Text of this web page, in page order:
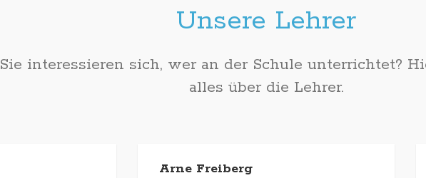
Unsere Lehrer
Sie interessieren sich, wer an der Schule unterrichtet?
alles über die Lehrer.
Arne Freiberg